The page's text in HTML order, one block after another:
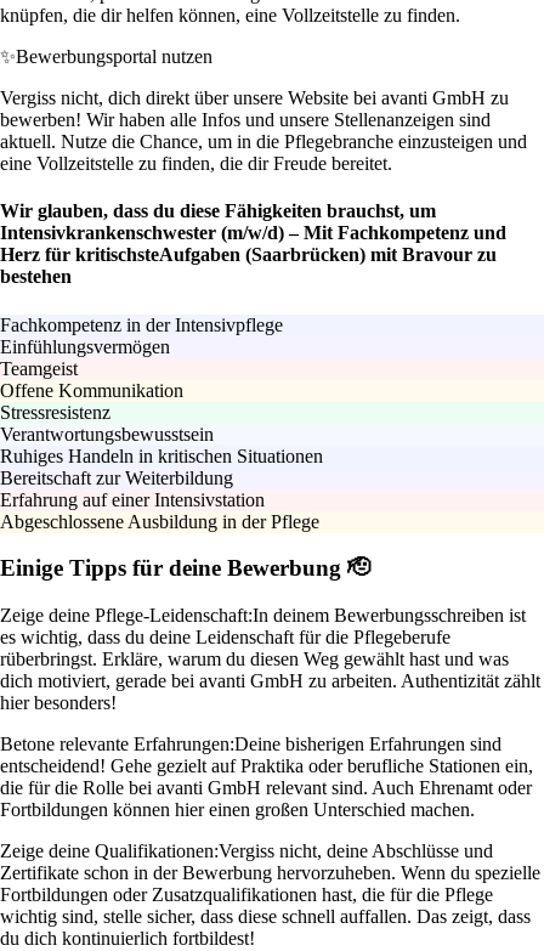
knüpfen, die dir helfen können, eine Vollzeitstelle zu finden.
✨Bewerbungsportal nutzen
Vergiss nicht, dich direkt über unsere Website bei avanti GmbH zu
bewerben! Wir haben alle Infos und unsere Stellenanzeigen sind
aktuell. Nutze die Chance, um in die Pflegebranche einzusteigen und
eine Vollzeitstelle zu finden, die dir Freude bereitet.
Wir glauben, dass du diese Fähigkeiten brauchst, um
Intensivkrankenschwester (m/w/d) – Mit Fachkompetenz und
Herz für kritischsteAufgaben (Saarbrücken) mit Bravour zu
bestehen
Fachkompetenz in der Intensivpflege
Einfühlungsvermögen
Teamgeist
Offene Kommunikation
Stressresistenz
Verantwortungsbewusstsein
Ruhiges Handeln in kritischen Situationen
Bereitschaft zur Weiterbildung
Erfahrung auf einer Intensivstation
Abgeschlossene Ausbildung in der Pflege
Einige Tipps für deine Bewerbung 🫡
Zeige deine Pflege-Leidenschaft:In deinem Bewerbungsschreiben ist
es wichtig, dass du deine Leidenschaft für die Pflegeberufe
rüberbringst. Erkläre, warum du diesen Weg gewählt hast und was
dich motiviert, gerade bei avanti GmbH zu arbeiten. Authentizität zählt
hier besonders!
Betone relevante Erfahrungen:Deine bisherigen Erfahrungen sind
entscheidend! Gehe gezielt auf Praktika oder berufliche Stationen ein,
die für die Rolle bei avanti GmbH relevant sind. Auch Ehrenamt oder
Fortbildungen können hier einen großen Unterschied machen.
Zeige deine Qualifikationen:Vergiss nicht, deine Abschlüsse und
Zertifikate schon in der Bewerbung hervorzuheben. Wenn du spezielle
Fortbildungen oder Zusatzqualifikationen hast, die für die Pflege
wichtig sind, stelle sicher, dass diese schnell auffallen. Das zeigt, dass
du dich kontinuierlich fortbildest!